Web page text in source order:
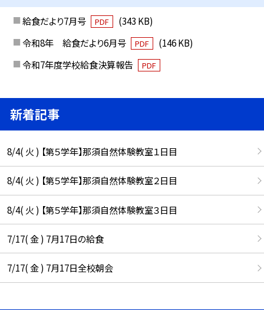
給食だより7月号 PDF
(343 KB)
令和8年 給食だより6月号
PDF
(146 KB)
令和7年度学校給食決算報告
PDF
新着記事
8/4( 火 ) 【第５学年】那須自然体験教室１日目
8/4( 火 ) 【第５学年】那須自然体験教室２日目
8/4( 火 ) 【第５学年】那須自然体験教室３日目
7/17( 金 ) 7月17日の給食
7/17( 金 ) 7月17日全校朝会